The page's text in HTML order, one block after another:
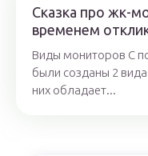
Сказка про жк-
временем
Виды мониторов С
были созданы 2
них обладает...